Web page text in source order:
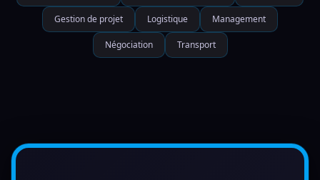
Gestion de projet Logistique Management
Négociation Transport